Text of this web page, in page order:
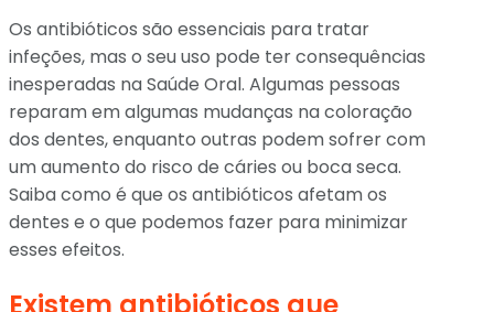
Os antibióticos são essenciais para tratar
infeções, mas o seu uso pode ter consequências
inesperadas na Saúde Oral. Algumas pessoas
reparam em algumas mudanças na coloração
dos dentes, enquanto outras podem sofrer com
um aumento do risco de cáries ou boca seca.
Saiba como é que os antibióticos afetam os
dentes e o que podemos fazer para minimizar
esses efeitos.